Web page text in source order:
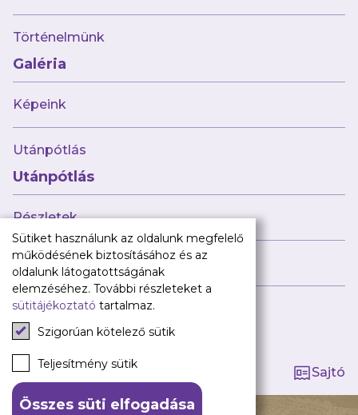
Történelmünk
Galéria
Képeink
Utánpótlás
Utánpótlás
Részletek
Híreink
Tagság kezelése
Sajtó
Utánpótlás
Babaváró
ajándékcsomag
Újpest FC
TAO
Klub infó
Sajtó
Press Kit
Újpest FC Shop
Digitális felületeink
Facebook
Instagram
Tiktok
Youtube
Spotify
Sütiket használunk az oldalunk megfelelő
működésének biztosításához és az
oldalunk látogatottságának
elemzéséhez. További részleteket a
sütitájékoztató tartalmaz.
Szigorúan kötelező sütik
Teljesítmény sütik
Összes süti elfogadása